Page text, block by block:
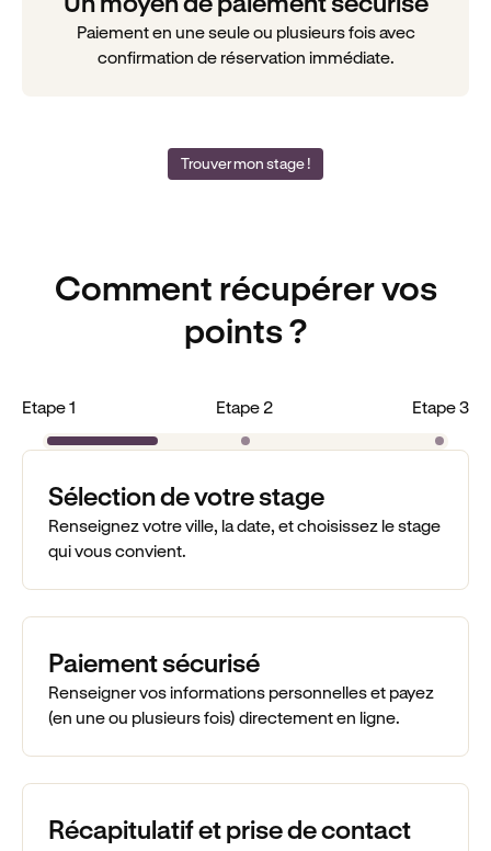
Paiement en une seule ou plusieurs fois avec
confirmation de réservation immédiate.
Trouver mon stage !
Comment récupérer vos
points ?
Etape 1 Etape 2 Etape 3
Sélection de votre stage
Renseignez votre ville, la date, et choisissez le stage
qui vous convient.
Paiement sécurisé
Renseigner vos informations personnelles et payez
(en une ou plusieurs fois) directement en ligne.
Récapitulatif et prise de contact